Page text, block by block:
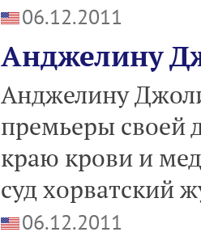
06.12.2011
Анджелину
Анджелину
премьеры своей
краю крови и
суд хорватский
06.12.2011